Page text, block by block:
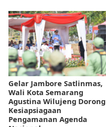
Gelar Jambore Satlinmas,
Wali Kota Semarang
Agustina Wilujeng Dorong
Kesiapsiagaan
Pengamanan Agenda